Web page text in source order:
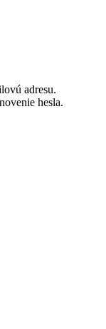
adresu.
hesla.